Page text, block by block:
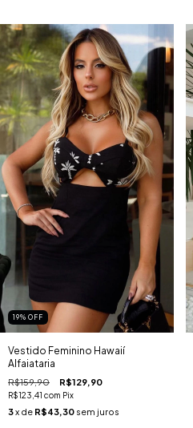
19% OFF
Vestido Feminino Hawaií
Alfaiataria
R$159,90 R$129,90
R$123,41 com Pix
3x de R$43,30 sem juros